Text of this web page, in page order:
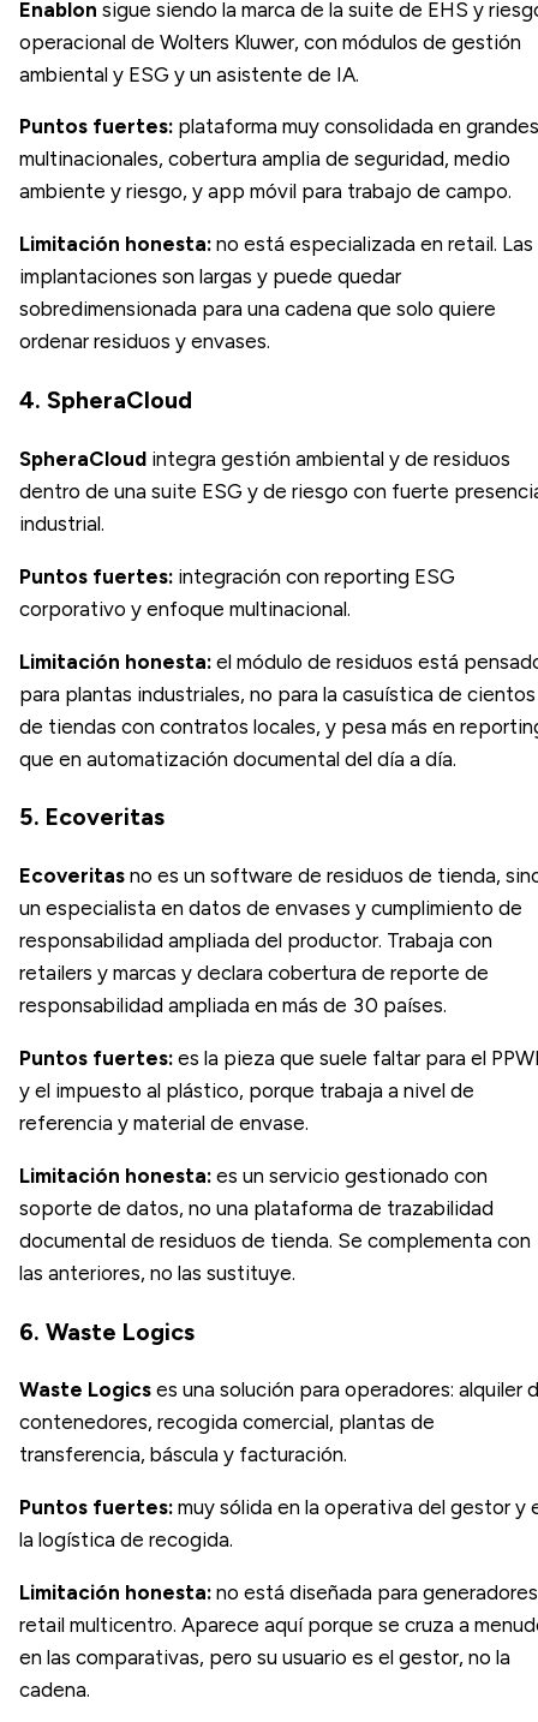
Enablon sigue siendo la marca de la suite de EHS y
operacional de Wolters Kluwer, con módulos de gestión
ambiental y ESG y un asistente de IA.
Puntos fuertes: plataforma muy consolidada en grandes
multinacionales, cobertura amplia de seguridad, medio
ambiente y riesgo, y app móvil para trabajo de campo.
Limitación honesta: no está especializada en retail. Las
implantaciones son largas y puede quedar
sobredimensionada para una cadena que solo quiere
ordenar residuos y envases.
4. SpheraCloud
SpheraCloud integra gestión ambiental y de residuos
dentro de una suite ESG y de riesgo con fuerte
industrial.
Puntos fuertes: integración con reporting ESG
corporativo y enfoque multinacional.
Limitación honesta: el módulo de residuos está
para plantas industriales, no para la casuística de cientos
de tiendas con contratos locales, y pesa más en
que en automatización documental del día a día.
5. Ecoveritas
Ecoveritas no es un software de residuos de tienda,
un especialista en datos de envases y cumplimiento de
responsabilidad ampliada del productor. Trabaja con
retailers y marcas y declara cobertura de reporte de
responsabilidad ampliada en más de 30 países.
Puntos fuertes: es la pieza que suele faltar para el
y el impuesto al plástico, porque trabaja a nivel de
referencia y material de envase.
Limitación honesta: es un servicio gestionado con
soporte de datos, no una plataforma de trazabilidad
documental de residuos de tienda. Se complementa con
las anteriores, no las sustituye.
6. Waste Logics
Waste Logics es una solución para operadores: alquiler
contenedores, recogida comercial, plantas de
transferencia, báscula y facturación.
Puntos fuertes: muy sólida en la operativa del gestor y
la logística de recogida.
Limitación honesta: no está diseñada para generadores
retail multicentro. Aparece aquí porque se cruza a
en las comparativas, pero su usuario es el gestor, no la
cadena.